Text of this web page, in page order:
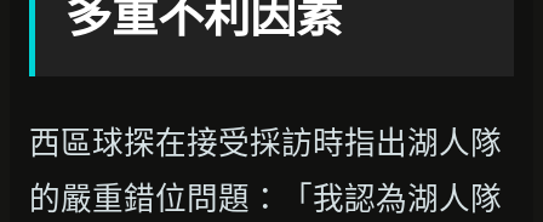
多重不利因素
西區球探在接受採訪時指出湖人隊
的嚴重錯位問題：「我認為湖人隊